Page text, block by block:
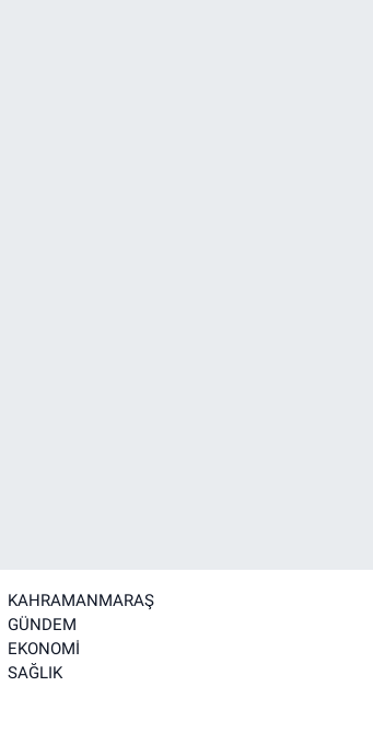
KAHRAMANMARAŞ
GÜNDEM
EKONOMİ
SAĞLIK